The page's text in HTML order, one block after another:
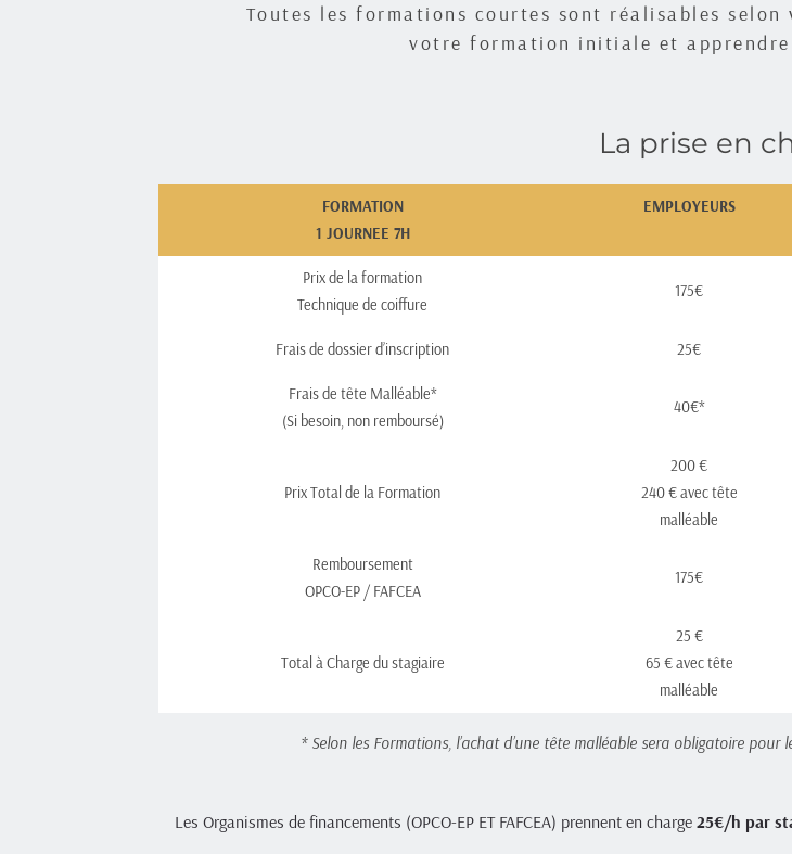
Toutes les formations courtes sont réalisables
votre formation initiale et apprendre
La prise en
FORMATION
1 JOURNEE 7H
EMPLOYEURS
Prix de la formation
Technique de coiffure
175€
Frais de dossier d’inscription 25€
Frais de tête Malléable*
(Si besoin, non remboursé)
40€*
Prix Total de la Formation
200 €
240 € avec tête
malléable
Remboursement
OPCO-EP / FAFCEA
175€
Total à Charge du stagiaire
25 €
65 € avec tête
malléable
* Selon les Formations, l’achat d’une tête malléable sera obligatoire
Les Organismes de financements (OPCO-EP ET FAFCEA) prennent en charge 25€/h par